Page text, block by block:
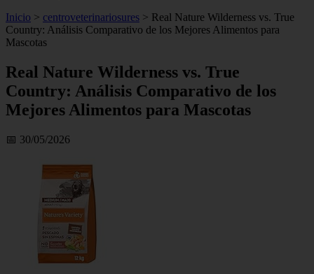
Inicio > centroveterinariosures > Real Nature Wilderness vs. True
Country: Análisis Comparativo de los Mejores Alimentos para
Mascotas
Real Nature Wilderness vs. True
Country: Análisis Comparativo de los
Mejores Alimentos para Mascotas
📅 30/05/2026